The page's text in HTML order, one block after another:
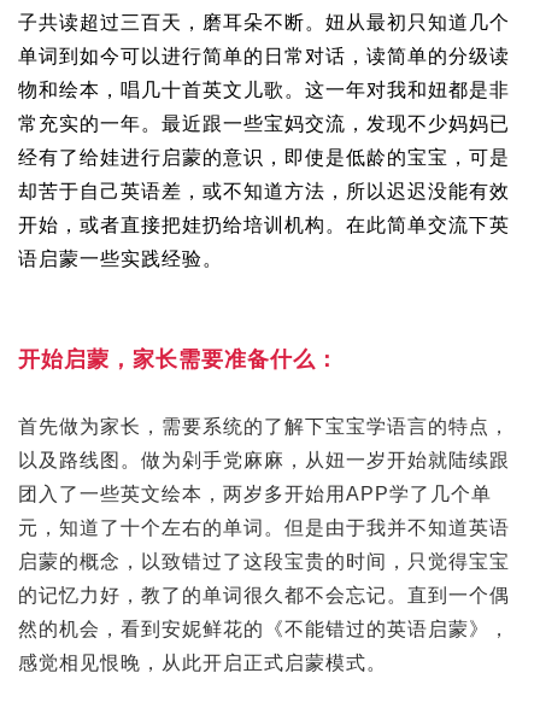
子共读超过三百天，磨耳朵不断。妞从最初只知道几个
单词到如今可以进行简单的日常对话，读简单的分级读
物和绘本，唱几十首英文儿歌。这一年对我和妞都是非
常充实的一年。最近跟一些宝妈交流，发现不少妈妈已
经有了给娃进行启蒙的意识，即使是低龄的宝宝，可是
却苦于自己英语差，或不知道方法，所以迟迟没能有效
开始，或者直接把娃扔给培训机构。在此简单交流下英
语启蒙一些实践经验。
开始启蒙，家长需要准备什么：
首先做为家长，需要系统的了解下宝宝学语言的特点，
以及路线图。做为剁手党麻麻，从妞一岁开始就陆续跟
团入了一些英文绘本，两岁多开始用APP学了几个单
元，知道了十个左右的单词。但是由于我并不知道英语
启蒙的概念，以致错过了这段宝贵的时间，只觉得宝宝
的记忆力好，教了的单词很久都不会忘记。直到一个偶
然的机会，看到安妮鲜花的《不能错过的英语启蒙》，
感觉相见恨晚，从此开启正式启蒙模式。